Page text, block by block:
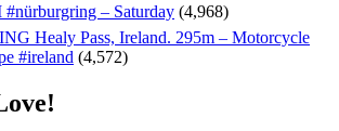
– Saturday (4,968)
Healy Pass, Ireland. 295m – Motorcycle
#ireland (4,572)